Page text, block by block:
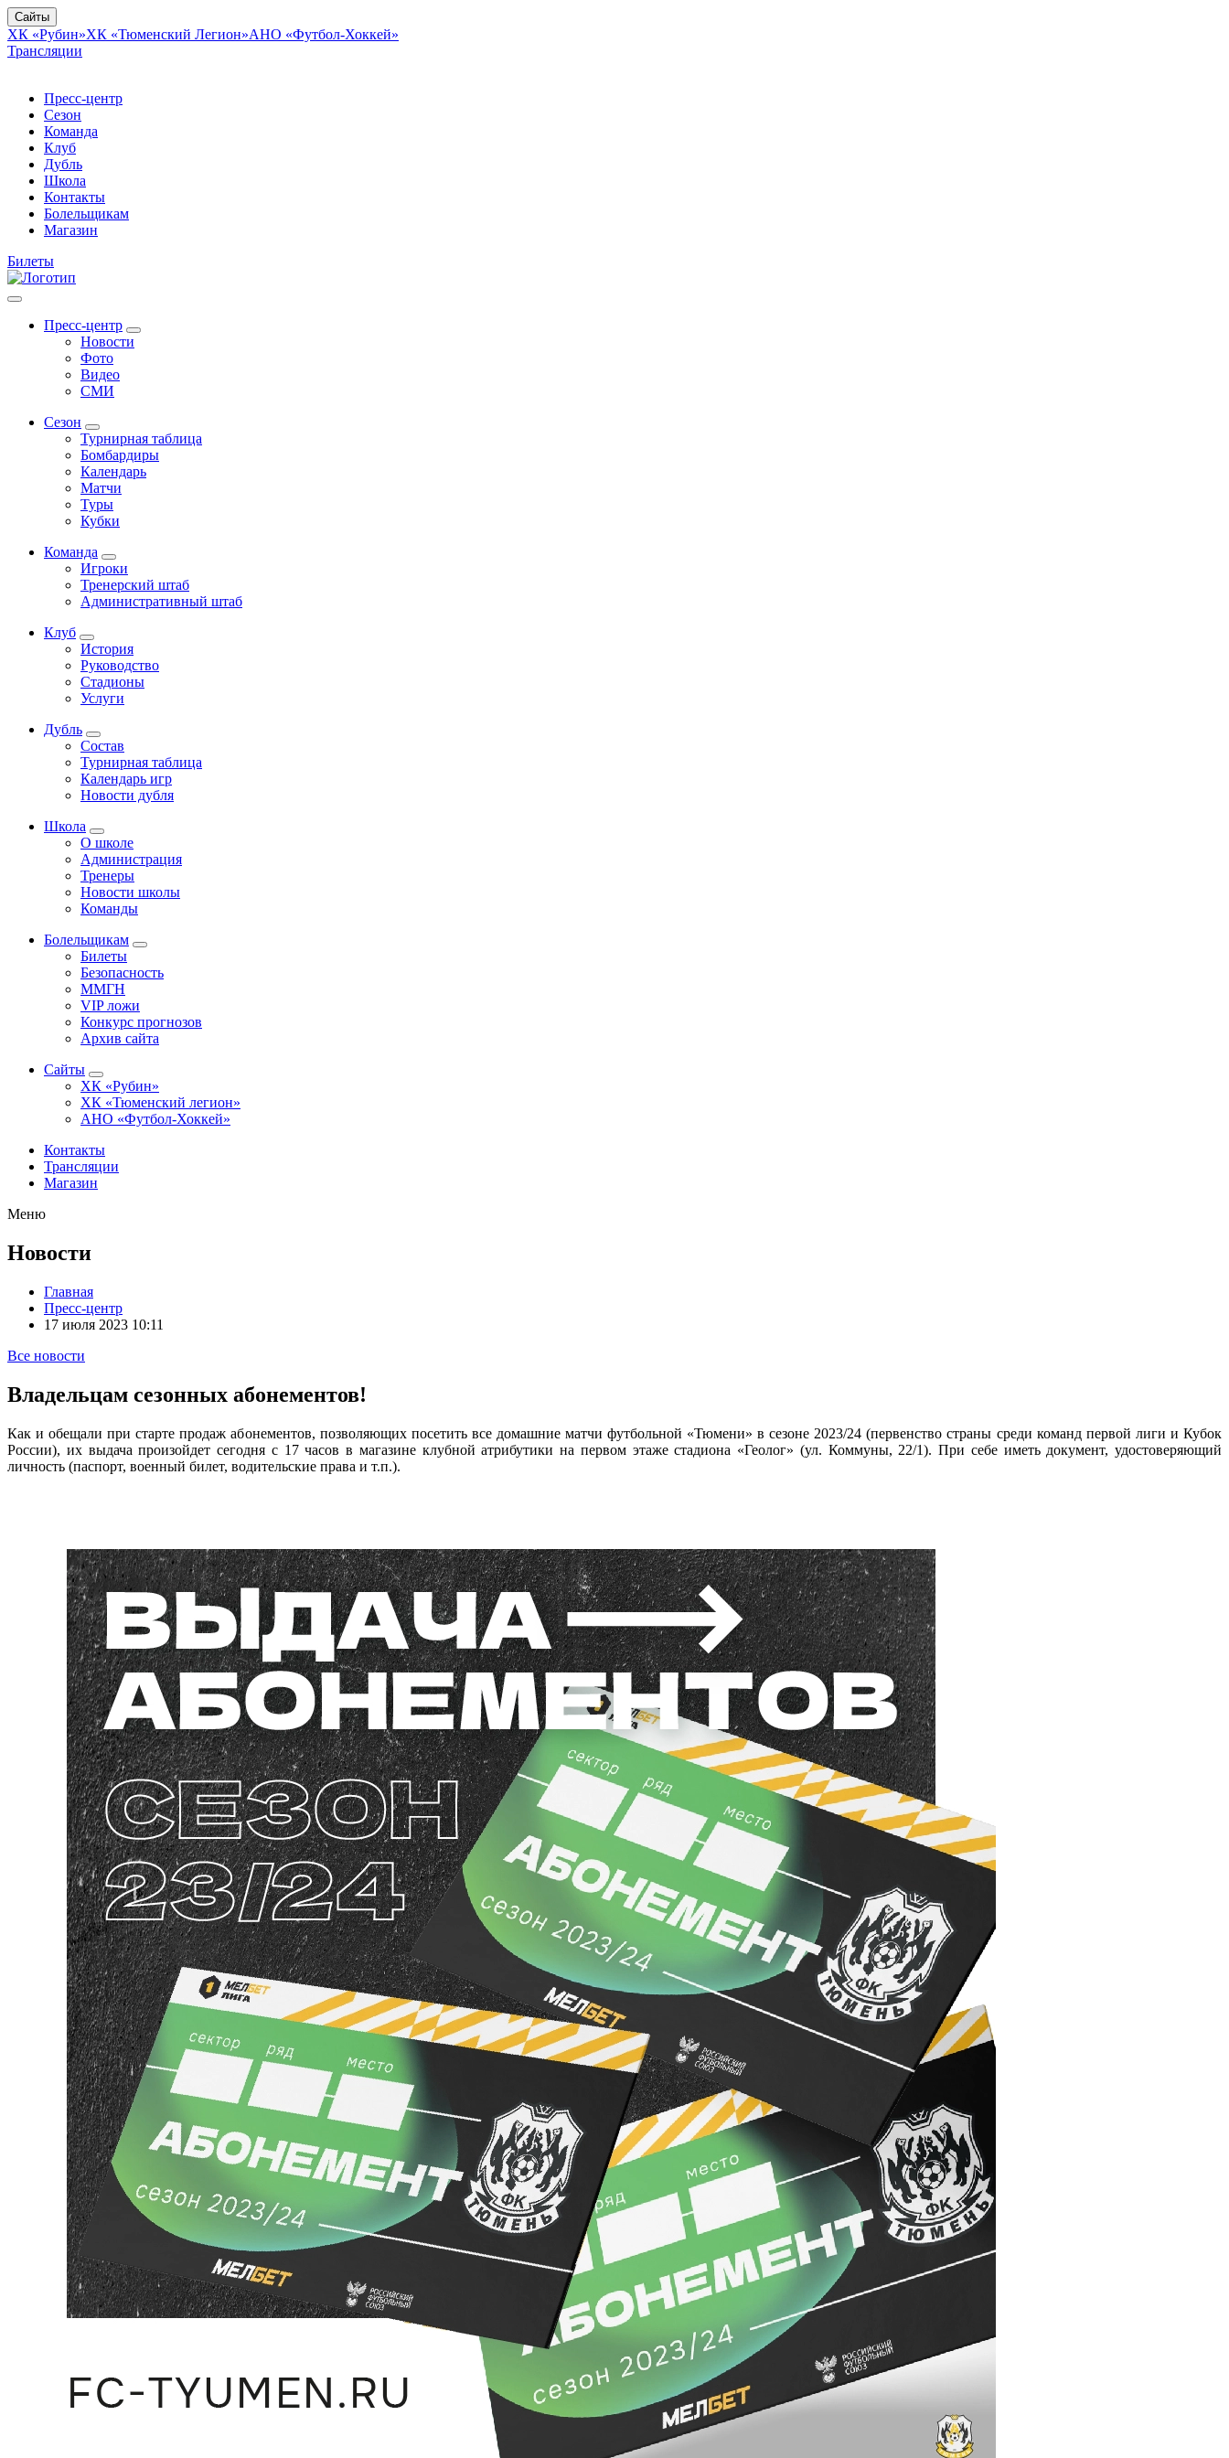
Сайты
ХК «Рубин»ХК «Тюменский Легион»АНО «Футбол-Хоккей»
Трансляции
Пресс-центр
Сезон
Команда
Клуб
Дубль
Школа
Контакты
Болельщикам
Магазин
Билеты
Пресс-центр
Новости
Фото
Видео
СМИ
Сезон
Турнирная таблица
Бомбардиры
Календарь
Матчи
Туры
Кубки
Команда
Игроки
Тренерский штаб
Административный штаб
Клуб
История
Руководство
Стадионы
Услуги
Дубль
Состав
Турнирная таблица
Календарь игр
Новости дубля
Школа
О школе
Администрация
Тренеры
Новости школы
Команды
Болельщикам
Билеты
Безопасность
ММГН
VIP ложи
Конкурс прогнозов
Архив сайта
Сайты
ХК «Рубин»
ХК «Тюменский легион»
АНО «Футбол-Хоккей»
Контакты
Трансляции
Магазин
Меню
Новости
Главная
Пресс-центр
17 июля 2023 10:11
Все новости
Владельцам сезонных абонементов!
Как и обещали при старте продаж абонементов, позволяющих посетить все домашние матчи футбольной «Тюмени» в сезоне 2023/24 (первенство страны среди команд первой лиги и Кубок
России), их выдача произойдет сегодня с 17 часов в магазине клубной атрибутики на первом этаже стадиона «Геолог» (ул. Коммуны, 22/1). При себе иметь документ, удостоверяющий
личность (паспорт, военный билет, водительские права и т.п.).